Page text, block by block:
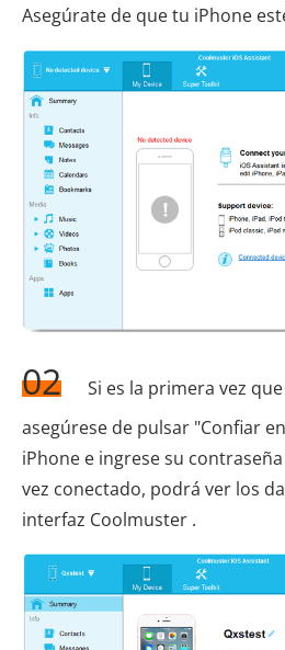
Asegúrate de que tu iPhone
02
Si es la primera vez
asegúrese de pulsar "Confiar
iPhone e ingrese su
vez conectado, podrá ver los
interfaz Coolmuster .